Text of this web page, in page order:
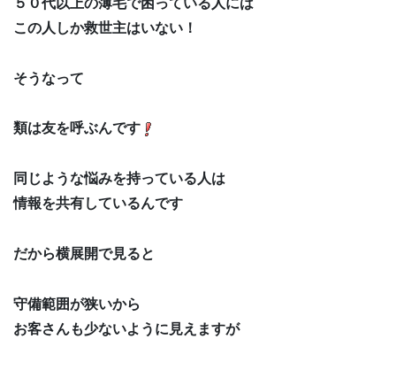
この人しか救世主はいない！
そうなって
類は友を呼ぶんです
同じような悩みを持っている人は
情報を共有しているんです
だから横展開で見ると
守備範囲が狭いから
お客さんも少ないように見えますが